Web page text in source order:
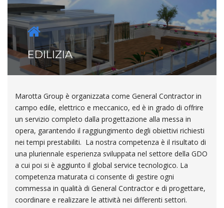
EDILIZIA
Marotta Group è organizzata come General Contractor in
campo edile, elettrico e meccanico, ed è in grado di offrire
un servizio completo dalla progettazione alla messa in
opera, garantendo il raggiungimento degli obiettivi richiesti
nei tempi prestabiliti. La nostra competenza è il risultato di
una pluriennale esperienza sviluppata nel settore della GDO
a cui poi si è aggiunto il global service tecnologico. La
competenza maturata ci consente di gestire ogni
commessa in qualità di General Contractor e di progettare,
coordinare e realizzare le attività nei differenti settori.